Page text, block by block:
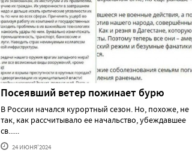
Посеявший ветер пожинает бурю
В России начался курортный сезон. Но, похоже, не
так, как рассчитывало ее начальство, убеждавшее
св......
24 ИЮНЯ'2024